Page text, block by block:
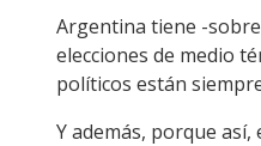
Argentina tiene -
elecciones de medio
políticos están
Y además, porque